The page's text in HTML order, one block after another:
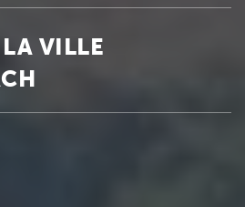
VILLE